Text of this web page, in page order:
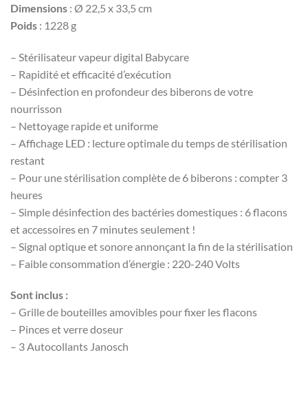
Dimensions : Ø 22,5 x 33,5 cm
Poids : 1228 g
– Stérilisateur vapeur digital Babycare
– Rapidité et efficacité d’exécution
– Désinfection en profondeur des biberons de votre
nourrisson
– Nettoyage rapide et uniforme
– Affichage LED : lecture optimale du temps de stérilisation
restant
– Pour une stérilisation complète de 6 biberons : compter 3
heures
– Simple désinfection des bactéries domestiques : 6 flacons
et accessoires en 7 minutes seulement !
– Signal optique et sonore annonçant la fin de la stérilisation
– Faible consommation d’énergie : 220-240 Volts
Sont inclus :
– Grille de bouteilles amovibles pour fixer les flacons
– Pinces et verre doseur
– 3 Autocollants Janosch